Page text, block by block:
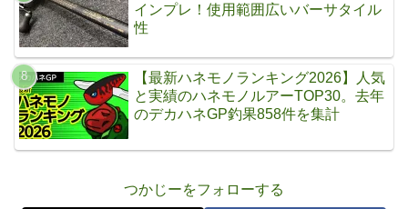
インプレ！使用範囲広いバーサタイル
性
【最新ハネモノランキング2026】人気
と実績のハネモノルアーTOP30。去年
のデカハネGP釣果858件を集計
つかじーをフォローする